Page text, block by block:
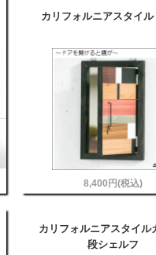
カリフォルニアスタイ
8,400円(税込)
カリフォルニアスタイル
段シェルフ